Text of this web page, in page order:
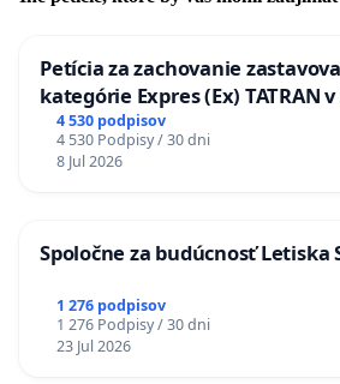
Petícia za zachovanie
kategórie Expres (Ex) TATRAN
stanici Púchov
4 530 podpisov
4 530 Podpisy / 30 dni
8 Jul 2026
Spoločne za budúcnosť Letiska
1 276 podpisov
1 276 Podpisy / 30 dni
23 Jul 2026